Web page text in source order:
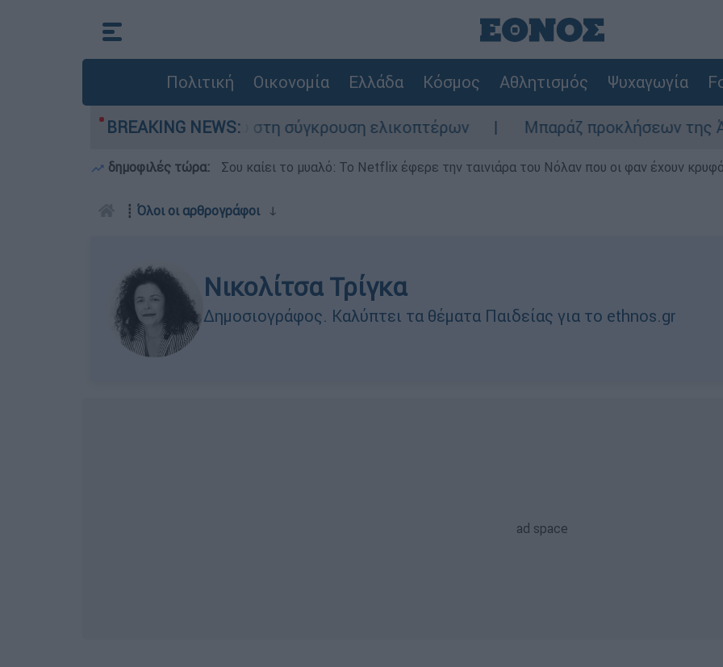
Πολιτική Οικονομία Ελλάδα Κόσμος Αθλητισμός Ψυχαγωγία
BREAKING NEWS:
τη ζωή του στη σύγκρουση ελικοπτέρων Μπαράζ προκλήσεων της Άγκυρας στο
δημοφιλές τώρα: Σου καίει το μυαλό: Το Netflix έφερε την ταινιάρα του Νόλαν που οι φαν έχουν
┋ Όλοι οι αρθρογράφοιↆ
Νικολίτσα Τρίγκα
Δημοσιογράφος. Καλύπτει τα θέματα Παιδείας για το ethnos.gr